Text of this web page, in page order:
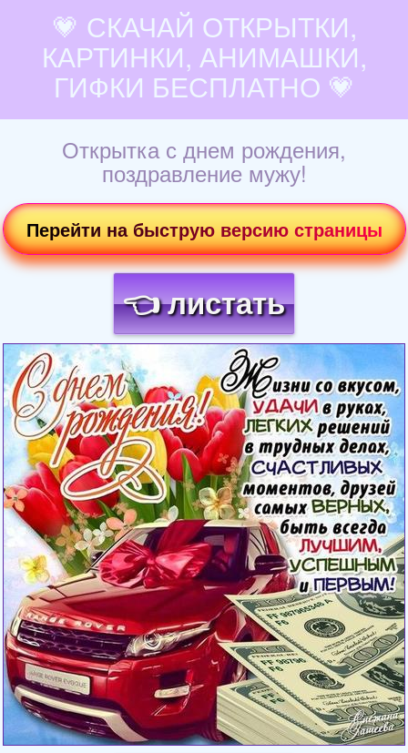
💗 СКАЧАЙ ОТКРЫТКИ,
КАРТИНКИ, АНИМАШКИ,
ГИФКИ БЕСПЛАТНО 💗
Открытка с днем рождения,
поздравление мужу!
Перейти на быструю версию страницы
👈 листать
Загрузка картинки...